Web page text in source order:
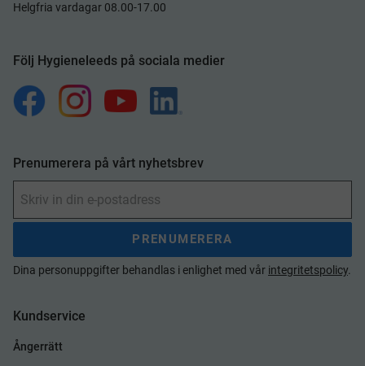
Helgfria vardagar 08.00-17.00
Följ Hygieneleeds på sociala medier
Prenumerera på vårt nyhetsbrev
PRENUMERERA
Dina personuppgifter behandlas i enlighet med vår integritetspolicy.
Kundservice
Ångerrätt